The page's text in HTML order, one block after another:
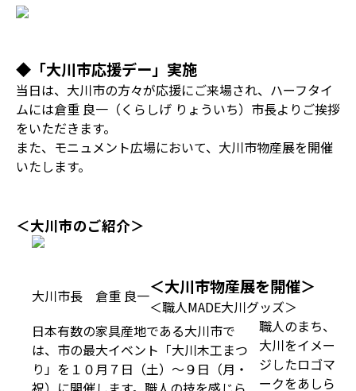
◆「大川市応援デー」実施
当日は、大川市の方々が応援にご来場され、ハーフタイ
ムには倉重 良一（くらしげ りょういち）市長よりご挨拶
をいただきます。
また、モニュメント広場において、大川市物産展を開催
いたします。
＜大川市のご紹介＞
大川市長 倉重 良一
日本有数の家具産地である大川市で
は、市の最大イベント「大川木工まつ
り」を１０月７日（土）～９日（月・
＜大川市物産展を開催＞
＜職人MADE大川グッズ＞
職人のまち、
大川をイメー
ジしたロゴマ
ークをあしら